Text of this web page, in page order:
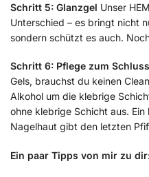
Schritt 5: Glanzgel Unser
Unterschied – es bringt nicht
sondern schützt es auch.
Schritt 6: Pflege zum Schluss
Gels, brauchst du keinen
Alkohol um die klebrige
ohne klebrige Schicht aus.
Nagelhaut gibt den letzten
Ein paar Tipps von mir zu